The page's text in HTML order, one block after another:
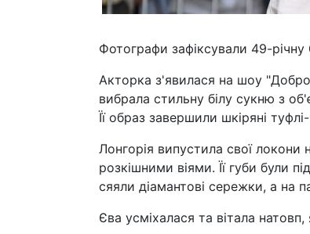
Фотографи зафіксували 49-
Акторка з'явилася на шоу
вибрала стильну білу сукню з
Її образ завершили шкіряні
Лонгорія випустила свої
розкішними віями. Її губи були
сяяли діамантові сережки, а на
Єва усміхалася та вітала